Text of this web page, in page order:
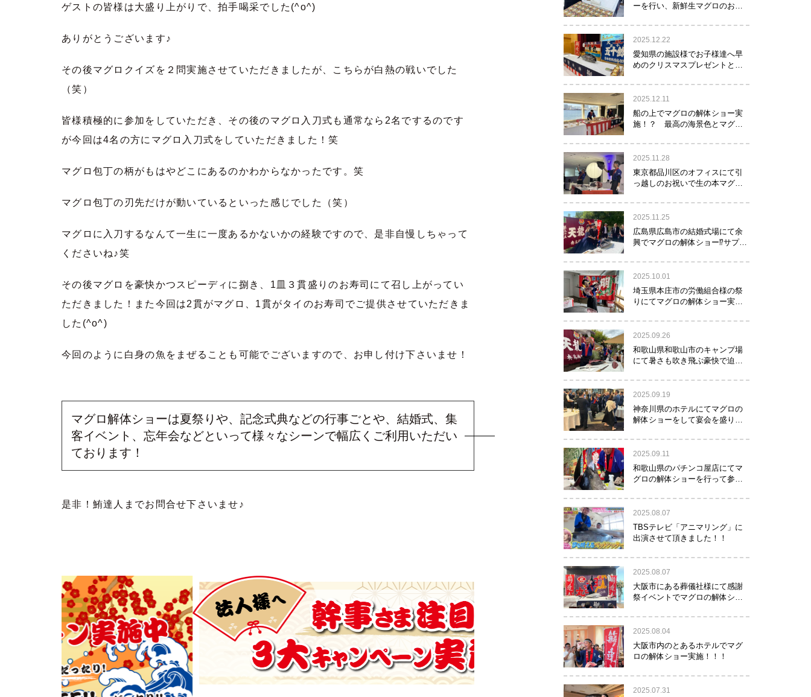
ゲストの皆様は大盛り上がりで、拍手喝采でした(^o^)
ありがとうございます♪
その後マグロクイズを２問実施させていただきましたが、こちらが白熱の戦いでした
（笑）
皆様積極的に参加をしていただき、その後のマグロ入刀式も通常なら2名でするのです
が今回は4名の方にマグロ入刀式をしていただきました！笑
マグロ包丁の柄がもはやどこにあるのかわからなかったです。笑
マグロ包丁の刃先だけが動いているといった感じでした（笑）
マグロに入刀するなんて一生に一度あるかないかの経験ですので、是非自慢しちゃって
くださいね♪笑
その後マグロを豪快かつスピーディに捌き、1皿３貫盛りのお寿司にて召し上がってい
ただきました！また今回は2貫がマグロ、1貫がタイのお寿司でご提供させていただきま
した(^o^)
今回のように白身の魚をまぜることも可能でございますので、お申し付け下さいませ！
マグロ解体ショーは夏祭りや、記念式典などの行事ごとや、結婚式、集
客イベント、忘年会などといって様々なシーンで幅広くご利用いただい
ております！
是非！鮪達人までお問合せ下さいませ♪
ーを行い、新鮮生マグロのお寿
舞い！！！
2025.12.22
愛知県の施設様でお子様達へ早
めのクリスマスプレゼントとし
施！？
2025.12.11
船の上でマグロの解体ショー実
施！？ 最高の海景色とマグロ
2025.11.28
東京都品川区のオフィスにて引
っ越しのお祝いで生の本マグロ
体ショーを行いお祝いしてまい
りました
2025.11.25
広島県広島市の結婚式場にて余
興でマグロの解体ショー⁉サプラ
場！！！
2025.10.01
埼玉県本庄市の労働組合様の祭
りにてマグロの解体ショー実施
2025.09.26
和歌山県和歌山市のキャンプ場
にて暑さも吹き飛ぶ豪快で迫力
しました。
2025.09.19
神奈川県のホテルにてマグロの
解体ショーをして宴会を盛り上
た。
2025.09.11
和歌山県のパチンコ屋店にてマ
グロの解体ショーを行って参り
2025.08.07
TBSテレビ「アニマリング」に
出演させて頂きました！！
2025.08.07
大阪市にある葬儀社様にて感謝
祭イベントでマグロの解体ショ
2025.08.04
大阪市内のとあるホテルでマグ
ロの解体ショー実施！！！
2025.07.31